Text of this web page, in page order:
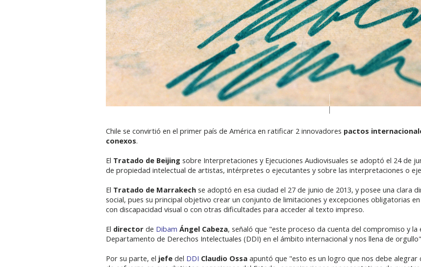
Chile se convirtió en el primer país de América en ratificar 2 innovadores pactos
conexos.
El Tratado de Beijing sobre Interpretaciones y Ejecuciones Audiovisuales se adoptó el 24 de
de propiedad intelectual de artistas, intérpretes o ejecutantes y sobre las interpretaciones o
El Tratado de Marrakech se adoptó en esa ciudad el 27 de junio de 2013, y posee una clara
social, pues su principal objetivo crear un conjunto de limitaciones y excepciones obligatorias en
con discapacidad visual o con otras dificultades para acceder al texto impreso.
El director de Dibam Ángel Cabeza, señaló que "este proceso da cuenta del compromiso y la
Departamento de Derechos Intelectuales (DDI) en el ámbito internacional y nos llena de
Por su parte, el jefe del DDI Claudio Ossa apuntó que "esto es un logro que nos debe